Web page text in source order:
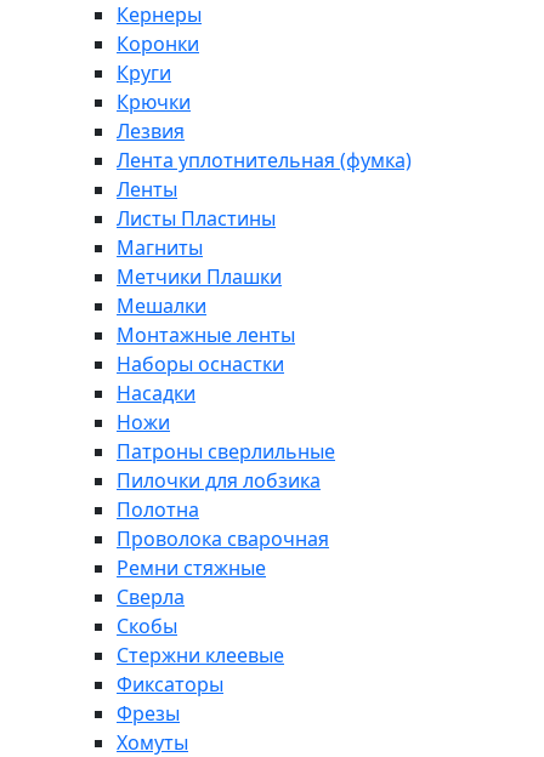
Кернеры
Коронки
Круги
Крючки
Лезвия
Лента уплотнительная (фумка)
Ленты
Листы Пластины
Магниты
Метчики Плашки
Мешалки
Монтажные ленты
Наборы оснастки
Насадки
Ножи
Патроны сверлильные
Пилочки для лобзика
Полотна
Проволока сварочная
Ремни стяжные
Сверла
Скобы
Стержни клеевые
Фиксаторы
Фрезы
Хомуты